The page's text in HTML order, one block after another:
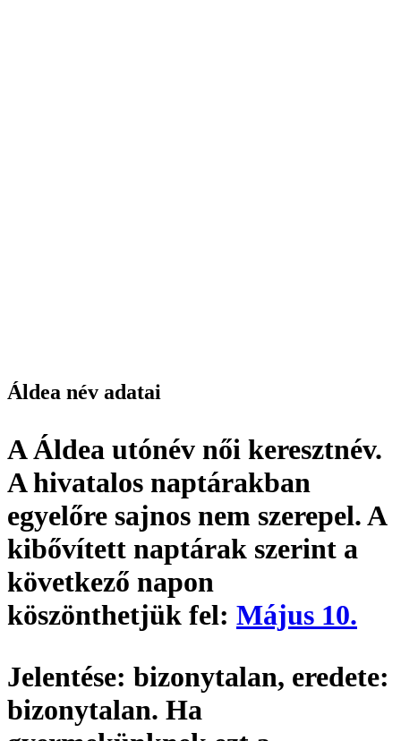
Áldea név adatai
A Áldea utónév női keresztnév.
A hivatalos naptárakban
egyelőre sajnos nem szerepel. A
kibővített naptárak szerint a
következő napon
köszönthetjük fel: Május 10.
Jelentése: bizonytalan, eredete:
bizonytalan. Ha